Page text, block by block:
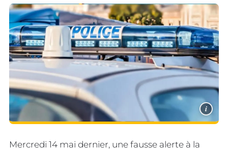
i
Mercredi 14 mai dernier, une fausse alerte à la